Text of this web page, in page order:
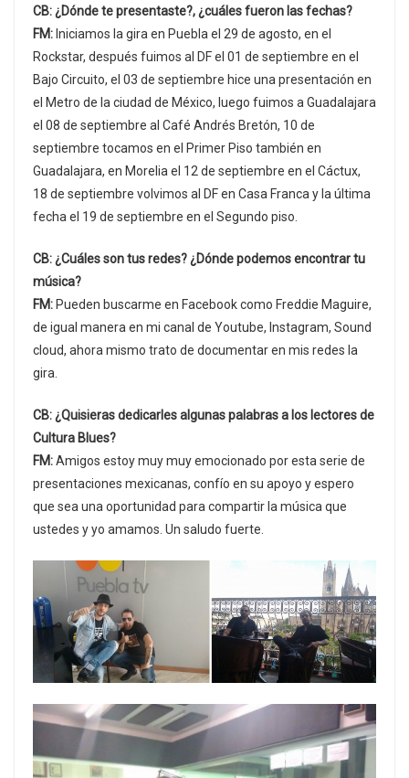
CB: ¿Dónde te presentaste?, ¿cuáles fueron las fechas?
FM: Iniciamos la gira en Puebla el 29 de agosto, en el
Rockstar, después fuimos al DF el 01 de septiembre en el
Bajo Circuito, el 03 de septiembre hice una presentación en
el Metro de la ciudad de México, luego fuimos a Guadalajara
el 08 de septiembre al Café Andrés Bretón, 10 de
septiembre tocamos en el Primer Piso también en
Guadalajara, en Morelia el 12 de septiembre en el Cáctux,
18 de septiembre volvimos al DF en Casa Franca y la última
fecha el 19 de septiembre en el Segundo piso.
CB: ¿Cuáles son tus redes? ¿Dónde podemos encontrar tu
música?
FM: Pueden buscarme en Facebook como Freddie Maguire,
de igual manera en mi canal de Youtube, Instagram, Sound
cloud, ahora mismo trato de documentar en mis redes la
gira.
CB: ¿Quisieras dedicarles algunas palabras a los lectores de
Cultura Blues?
FM:Amigos estoy muy muy emocionado por esta serie de
presentaciones mexicanas, confío en su apoyo y espero
que sea una oportunidad para compartir la música que
ustedes y yo amamos. Un saludo fuerte.